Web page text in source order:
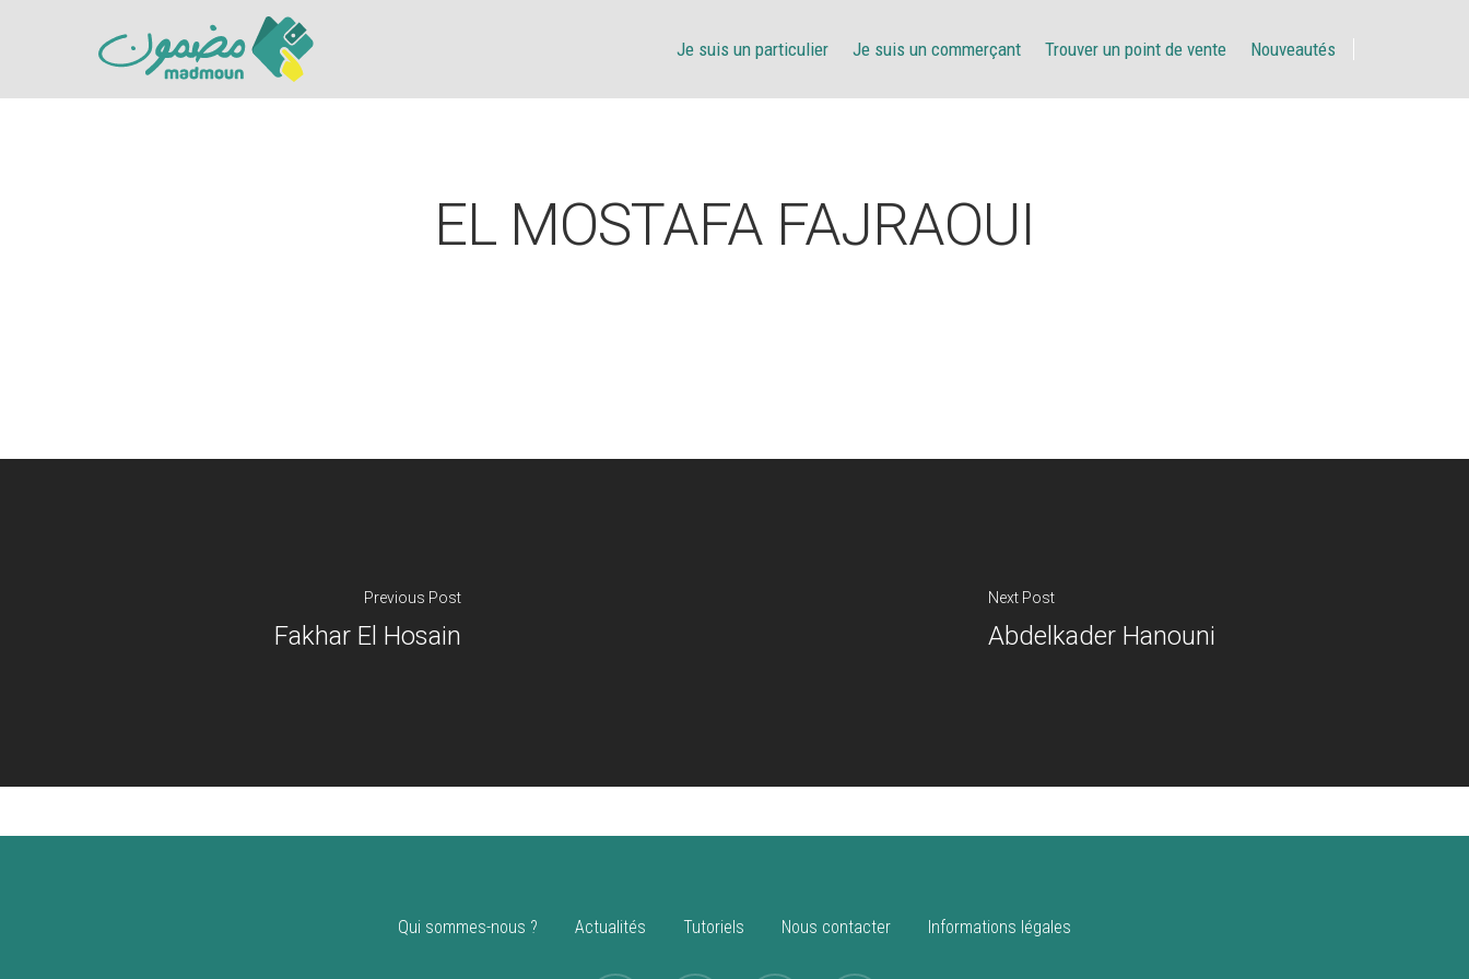
Je suis un particulier Je suis un commerçant Trouver un point de vente Nouveautés
EL MOSTAFA FAJRAOUI
Previous Post
Fakhar El Hosain
Next Post
Abdelkader Hanouni
Qui sommes-nous ? Actualités Tutoriels Nous contacter Informations légales